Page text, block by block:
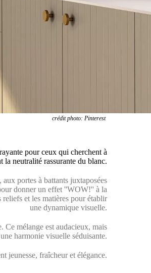
crédit photo: Pinterest
pour ceux qui cherchent à
la neutralité rassurante du blanc.
portes à battants juxtaposées
donner un effet ''WOW!'' à la
et les matières pour établir
une dynamique visuelle.
Ce mélange est audacieux, mais
harmonie visuelle séduisante.
jeunesse, fraîcheur et élégance.